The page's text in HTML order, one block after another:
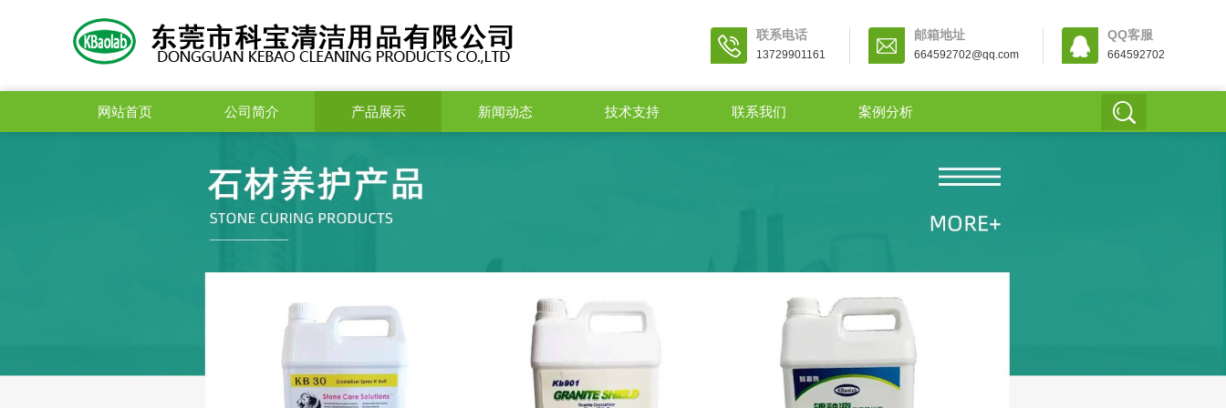
联系电话
13729901161
邮箱地址
664592702@qq.com
QQ客服
664592702
网站首页 公司简介 产品展示 新闻动态 技术支持 联系我们 案例分析